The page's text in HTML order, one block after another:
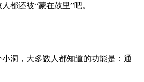
都还被“蒙在鼓里”吧。
洞，大多数人都知道的功能是：通